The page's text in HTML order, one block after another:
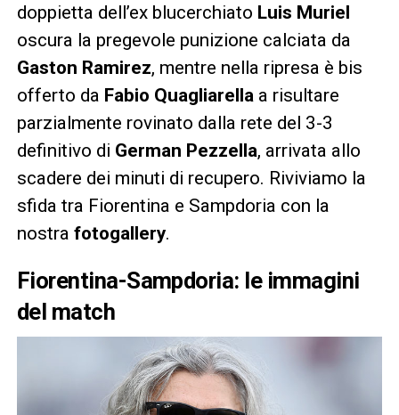
doppietta dell’ex blucerchiato Luis Muriel
oscura la pregevole punizione calciata da
Gaston Ramirez, mentre nella ripresa è bis
offerto da Fabio Quagliarella a risultare
parzialmente rovinato dalla rete del 3-3
definitivo di German Pezzella, arrivata allo
scadere dei minuti di recupero. Riviviamo la
sfida tra Fiorentina e Sampdoria con la
nostra fotogallery.
Fiorentina-Sampdoria: le immagini
del match